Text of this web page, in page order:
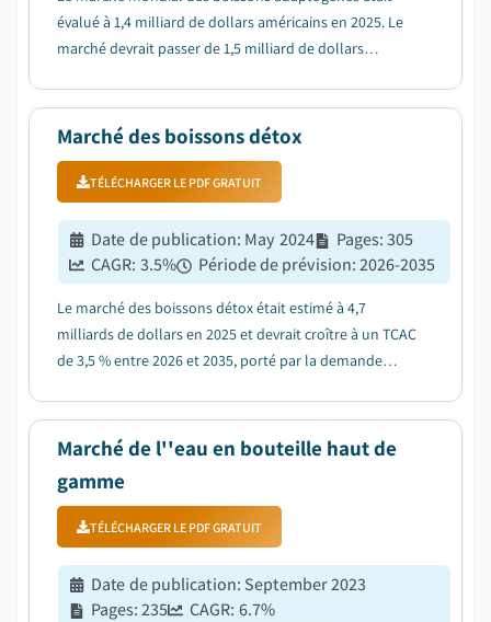
évalué à 1,4 milliard de dollars américains en 2025. Le
marché devrait passer de 1,5 milliard de dollars
Marché des boissons détox
TÉLÉCHARGER LE PDF GRATUIT
Date de publication: May 2024 Pages:305
CAGR: 3.5% Période de prévision:2026-2035
Le marché des boissons détox était estimé à 4,7
milliards de dollars en 2025 et devrait croître à un TCAC
de 3,5 % entre 2026 et 2035, porté par la demande
Marché de l''eau en bouteille haut de
gamme
TÉLÉCHARGER LE PDF GRATUIT
Date de publication: September 2023
Pages:235 CAGR: 6.7%